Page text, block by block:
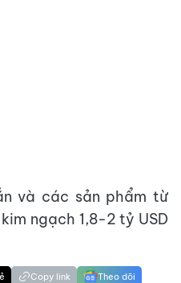
và các sản phẩm từ
ngạch 1,8-2 tỷ USD
Copy link Theo dõi